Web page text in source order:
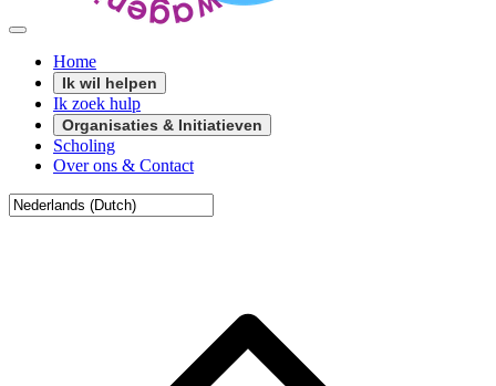
Home
Ik wil helpen
Ik zoek hulp
Organisaties & Initiatieven
Scholing
Over ons & Contact